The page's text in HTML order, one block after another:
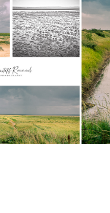
2019
Beauguillot